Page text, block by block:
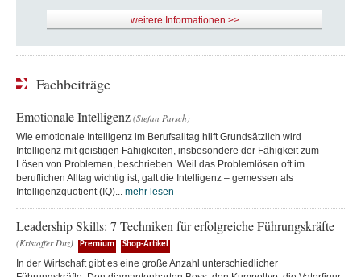
weitere Informationen >>
Fachbeiträge
Emotionale Intelligenz (Stefan Parsch)
Wie emotionale Intelligenz im Berufsalltag hilft Grundsätzlich wird
Intelligenz mit geistigen Fähigkeiten, insbesondere der Fähigkeit zum
Lösen von Problemen, beschrieben. Weil das Problemlösen oft im
beruflichen Alltag wichtig ist, galt die Intelligenz – gemessen als
Intelligenzquotient (IQ)... mehr lesen
Leadership Skills: 7 Techniken für erfolgreiche Führungskräfte
(Kristoffer Ditz) Premium Shop-Artikel
In der Wirtschaft gibt es eine große Anzahl unterschiedlicher